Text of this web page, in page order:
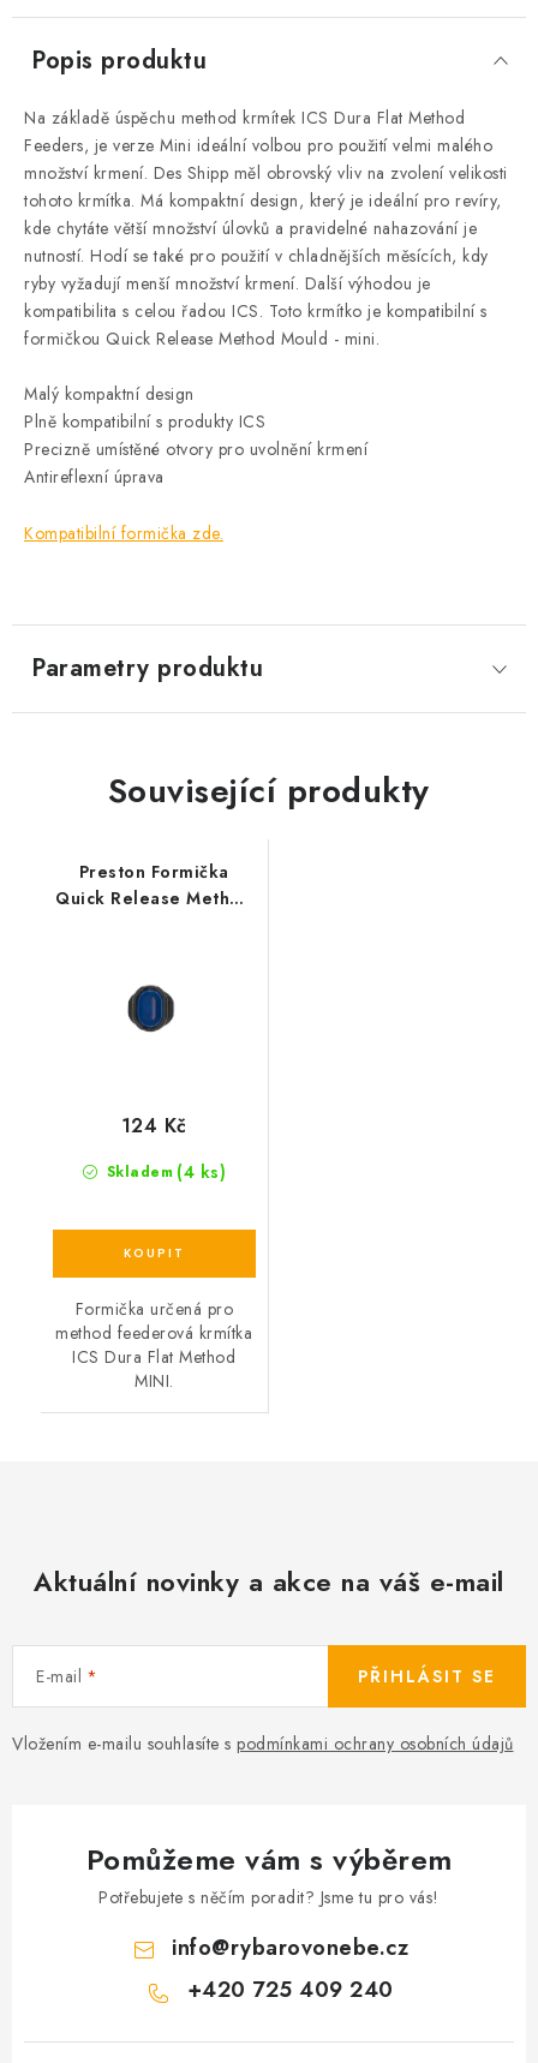
Popis produktu
Na základě úspěchu method krmítek ICS Dura Flat Method
Feeders, je verze Mini ideální volbou pro použití velmi malého
množství krmení. Des Shipp měl obrovský vliv na zvolení velikosti
tohoto krmítka. Má kompaktní design, který je ideální pro revíry,
kde chytáte větší množství úlovků a pravidelné nahazování je
nutností. Hodí se také pro použití v chladnějších měsících, kdy
ryby vyžadují menší množství krmení. Další výhodou je
kompatibilita s celou řadou ICS. Toto krmítko je kompatibilní s
formičkou Quick Release Method Mould - mini.
Malý kompaktní design
Plně kompatibilní s produkty ICS
Precizně umístěné otvory pro uvolnění krmení
Antireflexní úprava
Kompatibilní formička zde.
Parametry produktu
Související produkty
Preston Formička
Quick Release Method
Skladem (4 ks)
124 Kč
Formička určená pro
method feederová krmítka
ICS Dura Flat Method
MINI.
Aktuální novinky a akce na váš e-mail
E-mail
Vložením e-mailu souhlasíte s podmínkami ochrany osobních údajů
PŘIHLÁSIT SE
Pomůžeme vám s výběrem
Potřebujete s něčím poradit? Jsme tu pro vás!
info@rybarovonebe.cz
+420 725 409 240